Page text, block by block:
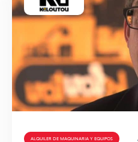
ALQUILER DE MAQUINARIA Y EQUIPOS